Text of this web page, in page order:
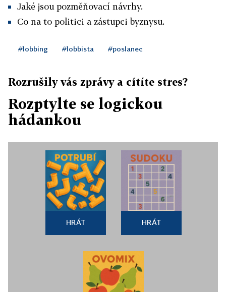
Jaké jsou pozměňovací návrhy.
Co na to politici a zástupci byznysu.
#lobbing #lobbista #poslanec
Rozrušily vás zprávy a cítíte stres?
Rozptylte se logickou
hádankou
HRÁT HRÁT